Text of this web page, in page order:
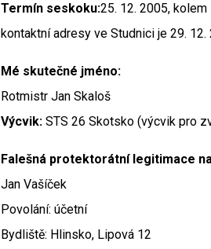
Termín seskoku:25. 12. 2005,
kontaktní adresy ve Studnici je 29. 12.
Mé skutečné jméno:
Rotmistr Jan Skaloš
Výcvik: STS 26 Skotsko (výcvik pro
Falešná protektorátní legitimace
Jan Vašíček
Povolání: účetní
Bydliště: Hlinsko, Lipová 12